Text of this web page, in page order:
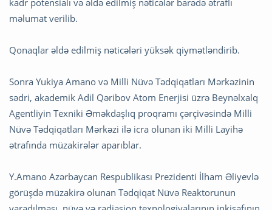
məlumat verilib.
Qonaqlar əldə edilmiş nəticələri yüksək qiymətləndirib.
Sonra Yukiya Amano və Milli Nüvə Tədqiqatları Mərkəzinin
sədri, akademik Adil Qəribov Atom Enerjisi üzrə Beynəlxalq
Agentliyin Texniki Əməkdaşlıq proqramı çərçivəsində Milli
Nüvə Tədqiqatları Mərkəzi ilə icra olunan iki Milli Layihə
ətrafında müzakirələr aparıblar.
Y.Amano Azərbaycan Respublikası Prezidenti İlham Əliyevlə
görüşdə müzakirə olunan Tədqiqat Nüvə Reaktorunun